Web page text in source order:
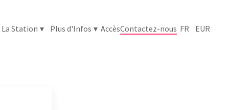
La Station ▾ Plus d'Infos ▾ AccèsContactez-nous FR EUR